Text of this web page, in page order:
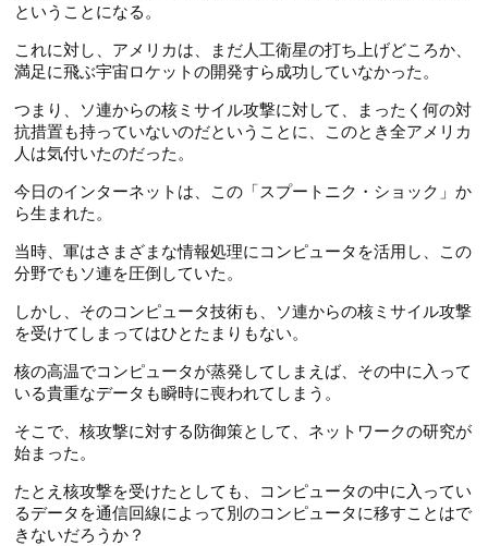
ということになる。
これに対し、アメリカは、まだ人工衛星の打ち上げどころか、
満足に飛ぶ宇宙ロケットの開発すら成功していなかった。
つまり、ソ連からの核ミサイル攻撃に対して、まったく何の対
抗措置も持っていないのだということに、このとき全アメリカ
人は気付いたのだった。
今日のインターネットは、この「スプートニク・ショック」か
ら生まれた。
当時、軍はさまざまな情報処理にコンピュータを活用し、この
分野でもソ連を圧倒していた。
しかし、そのコンピュータ技術も、ソ連からの核ミサイル攻撃
を受けてしまってはひとたまりもない。
核の高温でコンピュータが蒸発してしまえば、その中に入って
いる貴重なデータも瞬時に喪われてしまう。
そこで、核攻撃に対する防御策として、ネットワークの研究が
始まった。
たとえ核攻撃を受けたとしても、コンピュータの中に入ってい
るデータを通信回線によって別のコンピュータに移すことはで
きないだろうか？